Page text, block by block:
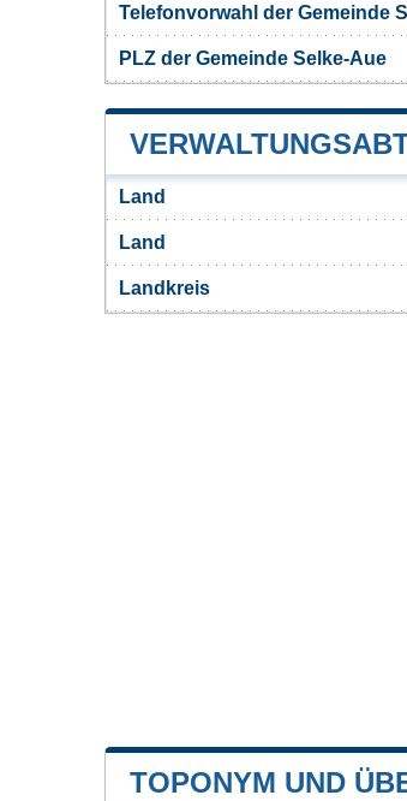
Telefonvorwahl der Gemeinde
PLZ der Gemeinde Selke-Aue
Land
Land
Landkreis
TOPONYM UND